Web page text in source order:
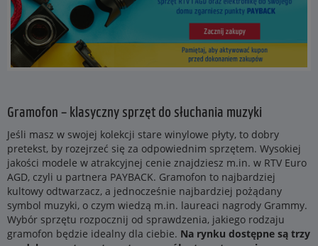
Gramofon – klasyczny sprzęt do słuchania muzyki
Jeśli masz w swojej kolekcji stare winylowe płyty, to dobry
pretekst, by rozejrzeć się za odpowiednim sprzętem. Wysokiej
jakości modele w atrakcyjnej cenie znajdziesz m.in. w RTV Euro
AGD, czyli u partnera PAYBACK. Gramofon to najbardziej
kultowy odtwarzacz, a jednocześnie najbardziej pożądany
symbol muzyki, o czym wiedzą m.in. laureaci nagrody Grammy.
Wybór sprzętu rozpocznij od sprawdzenia, jakiego rodzaju
gramofon będzie idealny dla ciebie. Na rynku dostępne są trzy